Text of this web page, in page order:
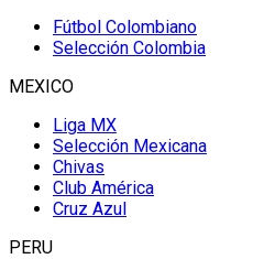
Fútbol Colombiano
Selección Colombia
MEXICO
Liga MX
Selección Mexicana
Chivas
Club América
Cruz Azul
PERU